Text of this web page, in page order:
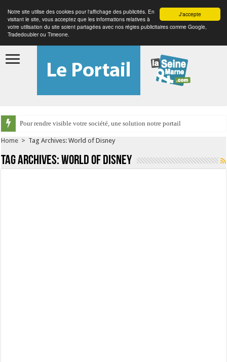
J'accepte
Notre site utilise des cookies pour l'affichage des publicités. En
visitant le site, vous acceptez que les informations relatives à
votre utilisation du site soient partagées avec nos régies publicitaires comme Google,
Tradedoubler ou Timeone.
Pour rendre visible votre société, une solution notre portail
Home > Tag Archives: World of Disney
Tag Archives:World of Disney